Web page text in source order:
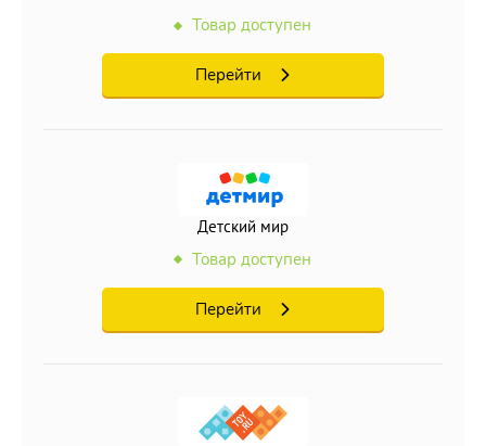
Товар доступен
Перейти
Детский мир
Товар доступен
Перейти